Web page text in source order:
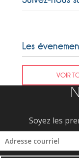
Les
VOIR
Soyez les